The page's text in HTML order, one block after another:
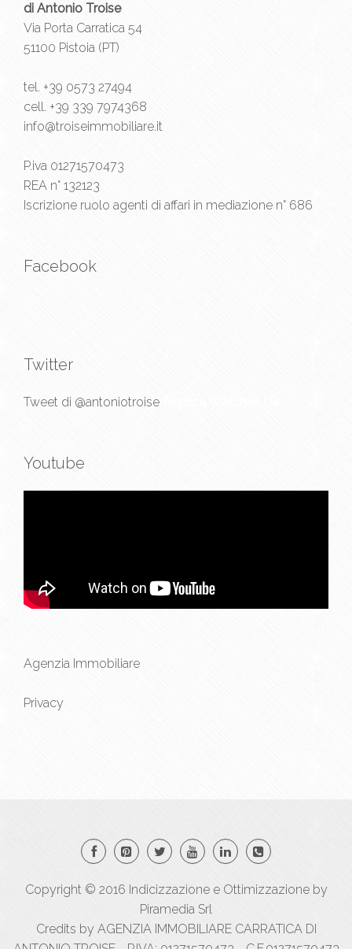
di Antonio Troise
Via Porta Carratica 54
51100 Pistoia (PT)
tel. +39 0573 27494
cell. +39 339 7974368
info@troiseimmobiliare.it
P.iva 01271570473
REA n° 132123
Iscrizione ruolo agenti di affari in mediazione n° 686
Facebook
Twitter
Tweet di @antoniotroise
Youtube
Agenzia Immobiliare
Privacy
Copyright © 2016 Indicizzazionee Ottimizzazioneby
Piramedia Srl
Credits by AGENZIA IMMOBILIARE CARRATICA DI